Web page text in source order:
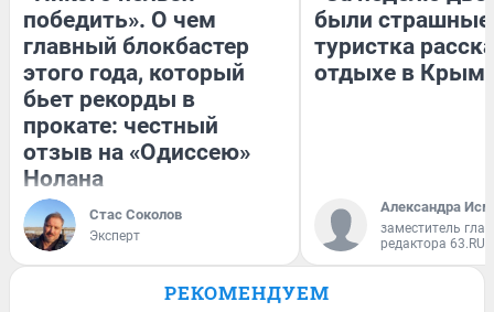
победить». О чем
главный блокбастер
этого года, который
бьет рекорды в
прокате: честный
отзыв на «Одиссею»
Нолана
Стас Соколов
Эксперт
были
туристка
отдыхе в
Александра
заместитель
редактора 63.RU
РЕКОМЕНДУЕМ